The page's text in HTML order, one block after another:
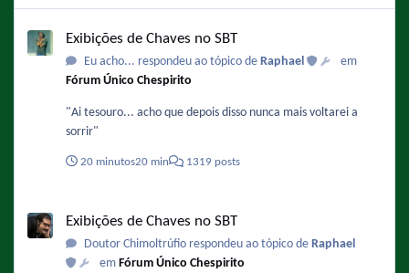
Exibições de Chaves no SBT
Eu acho... respondeu ao tópico de Raphael
em
Fórum Único Chespirito
"Ai tesouro... acho que depois disso nunca mais voltarei a
sorrir"
20 minutos20 min 1319 posts
Exibições de Chaves no SBT
Doutor Chimoltrúfio respondeu ao tópico de Raphael
em Fórum Único Chespirito